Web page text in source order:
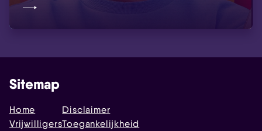
Sitemap
Home
Vrijwilligers
Disclaimer
Toegankelijkheid